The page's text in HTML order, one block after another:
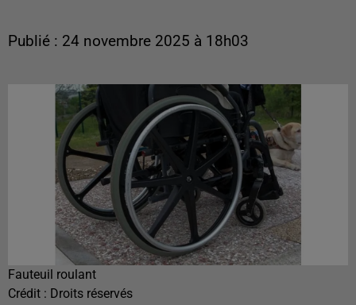
Publié : 24 novembre 2025 à 18h03
Fauteuil roulant
Crédit : Droits réservés